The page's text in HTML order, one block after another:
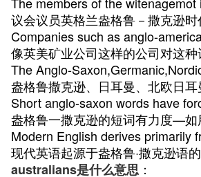
议会议员英格兰盎格鲁－撒克逊
Companies such as anglo-
像英美矿业公司这样的公司对这种
The Anglo-
盎格鲁撒克逊、日耳曼、北欧日
Short anglo-saxon words have
盎格鲁一撒克逊的短词有力度—
Modern English derives primarily
现代英语起源于盎格鲁·撒克逊语
australians是什么意思 ：